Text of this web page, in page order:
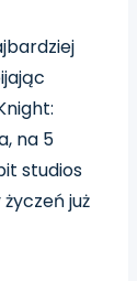
na 5
bit studios
już